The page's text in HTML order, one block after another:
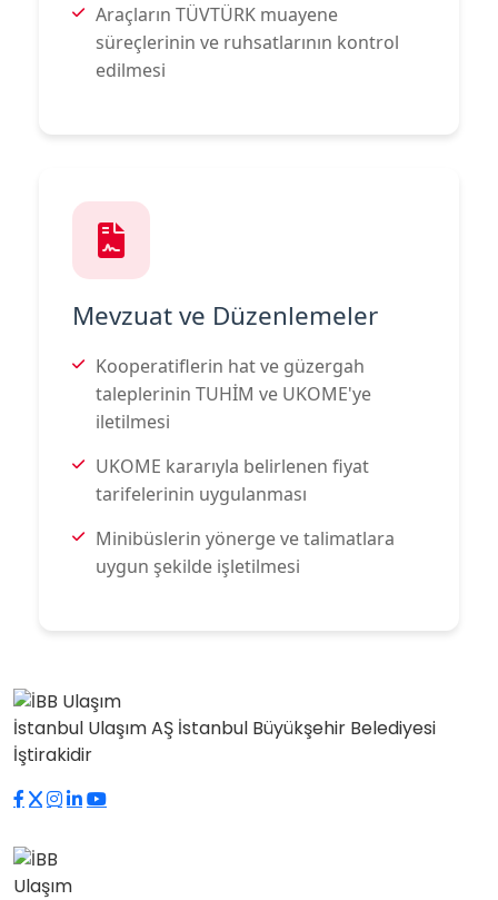
Araçların TÜVTÜRK muayene
süreçlerinin ve ruhsatlarının kontrol
edilmesi
Mevzuat ve Düzenlemeler
Kooperatiflerin hat ve güzergah
taleplerinin TUHİM ve UKOME'ye
iletilmesi
UKOME kararıyla belirlenen fiyat
tarifelerinin uygulanması
Minibüslerin yönerge ve talimatlara
uygun şekilde işletilmesi
İstanbul Ulaşım AŞ İstanbul Büyükşehir Belediyesi
İştirakidir